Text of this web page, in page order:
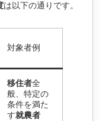
は以下の通りです。
対象者例
移住者全
般、特定の
条件を満た
す就農者